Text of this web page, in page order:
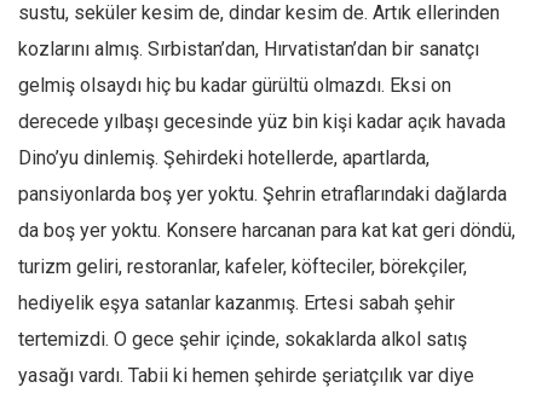
Karisi kitap sualleri
7 soruda bu hafta
Ekonomi
Spor
Manzara
Sağlık
Gıda-Beslenme
Hayat
sustu, seküler kesim de, dindar kesim de. Artık ellerinden
kozlarını almış. Sırbistan’dan, Hırvatistan’dan bir sanatçı
gelmiş olsaydı hiç bu kadar gürültü olmazdı. Eksi on
derecede yılbaşı gecesinde yüz bin kişi kadar açık havada
Dino’yu dinlemiş. Şehirdeki hotellerde, apartlarda,
pansiyonlarda boş yer yoktu. Şehrin etraflarındaki dağlarda
da boş yer yoktu. Konsere harcanan para kat kat geri döndü,
turizm geliri, restoranlar, kafeler, köfteciler, börekçiler,
hediyelik eşya satanlar kazanmış. Ertesi sabah şehir
tertemizdi. O gece şehir içinde, sokaklarda alkol satış
yasağı vardı. Tabii ki hemen şehirde şeriatçılık var diye